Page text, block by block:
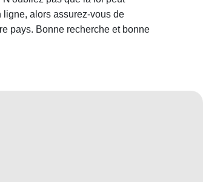
ligne, alors assurez-vous de
pays. Bonne recherche et bonne